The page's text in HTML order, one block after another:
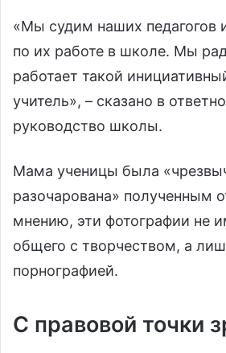
«Мы судим наших педагогов
по их работе в школе. Мы
работает такой
учитель», – сказано в
руководство школы.
Мама ученицы была
разочарована» полученным
мнению, эти фотографии не
общего с творчеством, а
порнографией.
С правовой точки